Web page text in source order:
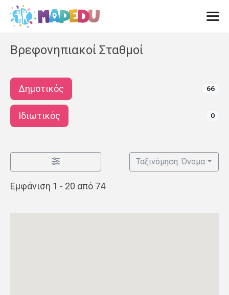
Μετάβαση
περιεχόμενο
Βρεφονηπιακοί Σταθμοί
Δημοτικός 66
Ιδιωτικός 0
Εμφάνιση 1 - 20 από 74
Ταξινόμηση: Όνομα